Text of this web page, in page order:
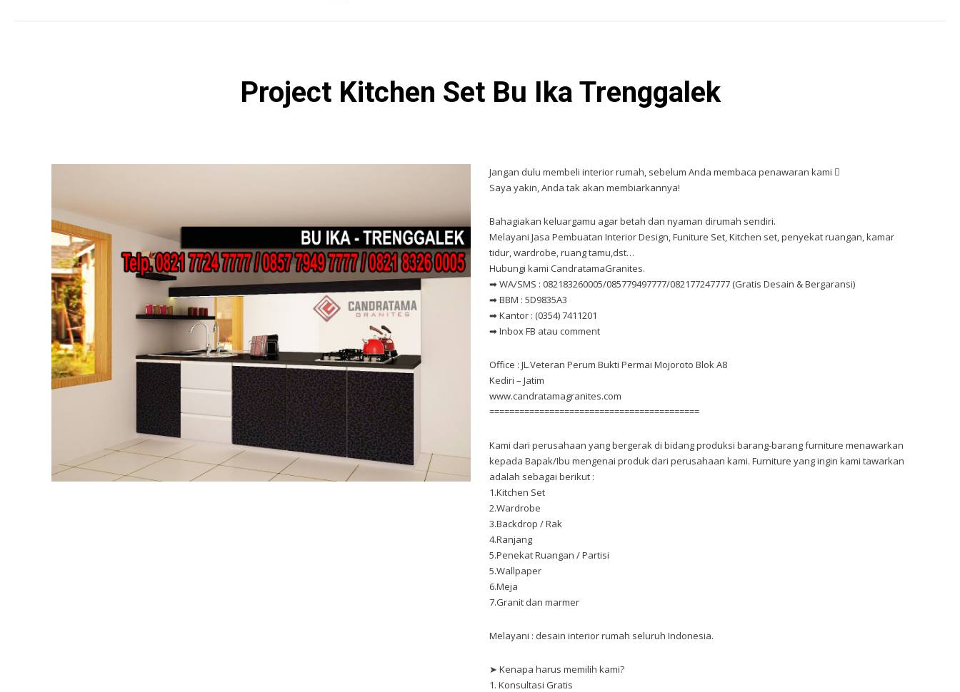
Project Kitchen Set Bu Ika Trenggalek
Jangan dulu membeli interior rumah, sebelum Anda membaca penawaran kami 
Saya yakin, Anda tak akan membiarkannya!
Bahagiakan keluargamu agar betah dan nyaman dirumah sendiri.
Melayani Jasa Pembuatan Interior Design, Funiture Set, Kitchen set, penyekat ruangan, kamar
tidur, wardrobe, ruang tamu,dst…
Hubungi kami CandratamaGranites.
➡ WA/SMS : 082183260005/085779497777/082177247777 (Gratis Desain & Bergaransi)
➡ BBM : 5D9835A3
➡ Kantor : (0354) 7411201
➡ Inbox FB atau comment
Office : JL.Veteran Perum Bukti Permai Mojoroto Blok A8
Kediri – Jatim
www.candratamagranites.com
==========================================
Kami dari perusahaan yang bergerak di bidang produksi barang-barang furniture menawarkan
kepada Bapak/Ibu mengenai produk dari perusahaan kami. Furniture yang ingin kami tawarkan
adalah sebagai berikut :
1.Kitchen Set
2.Wardrobe
3.Backdrop / Rak
4.Ranjang
5.Penekat Ruangan / Partisi
5.Wallpaper
6.Meja
7.Granit dan marmer
Melayani : desain interior rumah seluruh Indonesia.
➤ Kenapa harus memilih kami?
1. Konsultasi Gratis